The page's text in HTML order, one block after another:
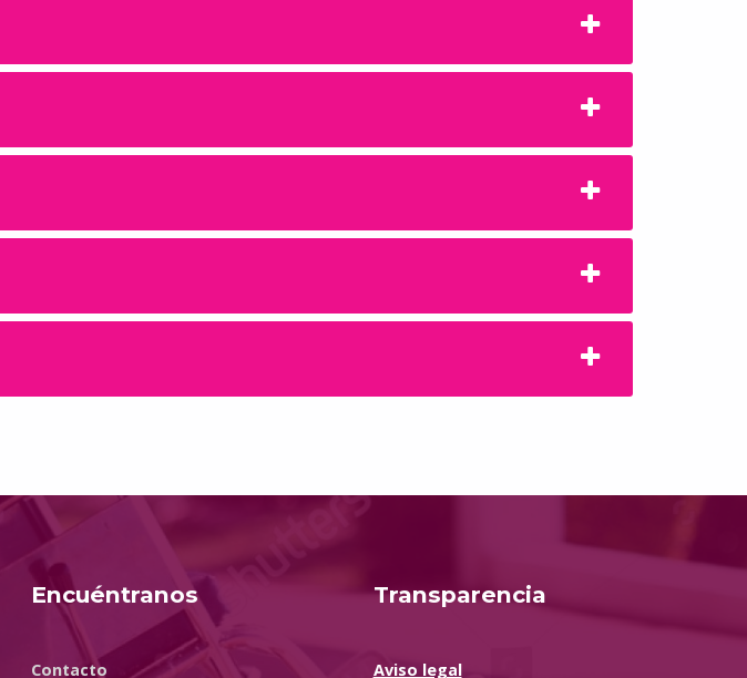
Encuéntranos
Contacto
Transparencia
Aviso legal